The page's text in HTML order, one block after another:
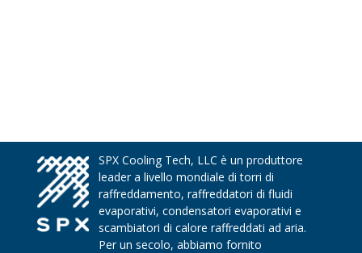
SPX Cooling Tech, LLC è un produttore
leader a livello mondiale di torri di
raffreddamento, raffreddatori di fluidi
evaporativi, condensatori evaporativi e
scambiatori di calore raffreddati ad aria.
Per un secolo, abbiamo fornito